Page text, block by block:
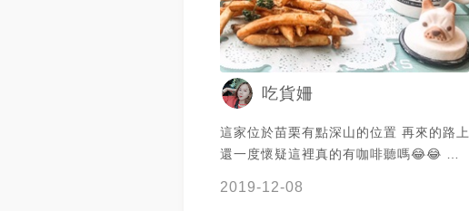
吃貨姍
這家位於苗栗有點深山的位置 再來的路上
還一度懷疑這裡真的有咖啡聽嗎😂😂 還
2019-12-08